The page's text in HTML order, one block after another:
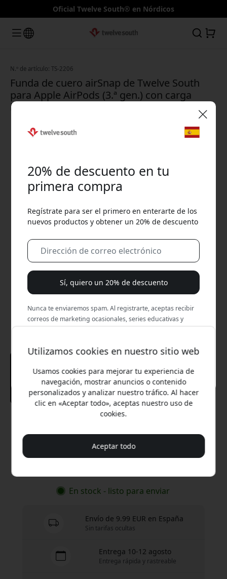
Oficial Twelve South® en Nórdicos
N.º de artículo: TS-2206
Funda de cuero airSnap de Twelve South
para Apple AirPods (3.ª gen.) con carga
inalámbrica - Cognac
24.99 EUR
En stock - listo para enviar
Envío de 9.99 EUR en España
Sin tarifas ocultas
Entrega 10-12 agosto
Entrega rápida y rastreable
Utilizamos cookies en nuestro sitio web
Usamos cookies para mejorar tu experiencia de
navegación, mostrar anuncios o contenido
personalizados y analizar nuestro tráfico. Al hacer
clic en «Aceptar todo», aceptas nuestro uso de
cookies.
Aceptar todo
20% de descuento en tu
primera compra
Regístrate para ser el primero en enterarte de los
nuevos productos y obtener un 20% de descuento
Sí, quiero un 20% de descuento
Nunca te enviaremos spam. Al registrarte, aceptas recibir
correos de marketing ocasionales, series educativas y
No, prefiero pagar el precio completo.
🎉 Tu código de descuento:
Usa este código en la caja para obtener 20% de
descuento.